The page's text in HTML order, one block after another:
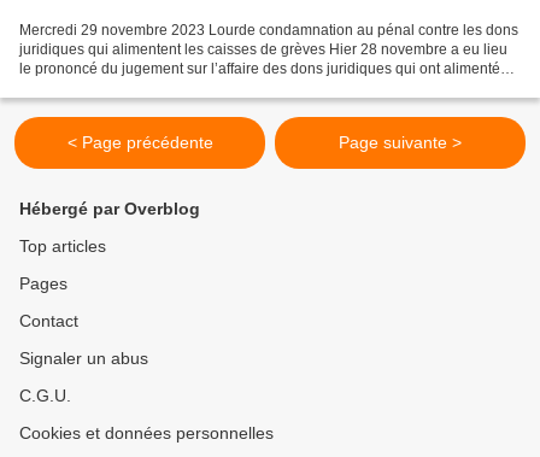
Mercredi 29 novembre 2023 Lourde condamnation au pénal contre les dons
juridiques qui alimentent les caisses de grèves Hier 28 novembre a eu lieu
le prononcé du jugement sur l’affaire des dons juridiques qui ont alimenté
< Page précédente Page suivante >
Hébergé par Overblog
Top articles
Pages
Contact
Signaler un abus
C.G.U.
Cookies et données personnelles